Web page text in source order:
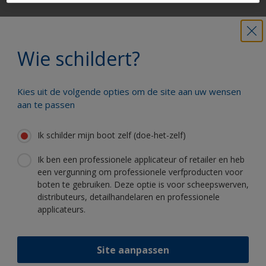
Wie schildert?
Kies uit de volgende opties om de site aan uw wensen
aan te passen
Ik schilder mijn boot zelf (doe-het-zelf)
Ik ben een professionele applicateur of retailer en heb
een vergunning om professionele verfproducten voor
boten te gebruiken. Deze optie is voor scheepswerven,
distributeurs, detailhandelaren en professionele
applicateurs.
Site aanpassen
Profiteer van onze non-stop innovatie
Volg International: